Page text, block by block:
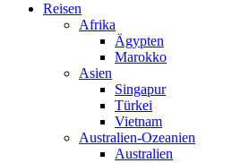
Reisen
Afrika
Ägypten
Marokko
Asien
Singapur
Türkei
Vietnam
Australien-Ozeanien
Australien